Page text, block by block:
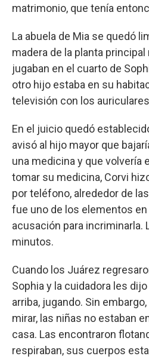
matrimonio, que tenía
La abuela de Mia se quedó
madera de la planta
jugaban en el cuarto de
otro hijo estaba en su
televisión con los
En el juicio quedó
avisó al hijo mayor que
una medicina y que volvería
tomar su medicina, Corvi
por teléfono, alrededor de
fue uno de los elementos
acusación para incriminarla.
minutos.
Cuando los Juárez
Sophia y la cuidadora les
arriba, jugando. Sin
mirar, las niñas no estaban
casa. Las encontraron
respiraban, sus cuerpos